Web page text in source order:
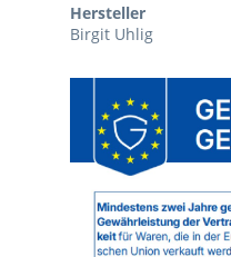
Hersteller
Birgit Uhlig